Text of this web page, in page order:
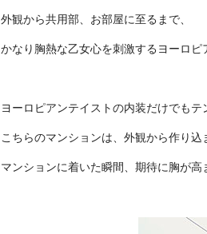
外観から共用部、お部屋に至るまで、
かなり胸熱な乙女心を刺激するヨーロ
ヨーロピアンテイストの内装だけでもテ
こちらのマンションは、外観から作り込
マンションに着いた瞬間、期待に胸が